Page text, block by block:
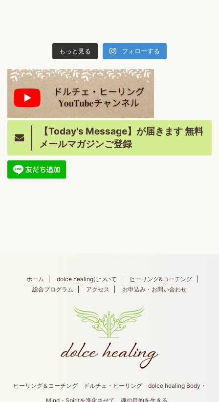
もっと見る フォローする
【Today's Message】が届きます 無料
メールマガジンご登録
ホーム dolce healingについて
ヒーリング&コーチング
総合プログラム
アクセス お申込み・お問い合わせ
ヒーリング＆コーチング ドルチェ・ヒーリング dolce healing Body・
Mind・Spiritを進化させて、魂の目的を生きる。